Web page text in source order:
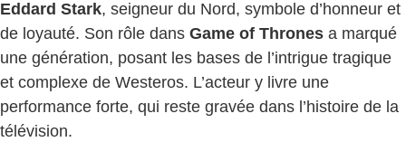
Eddard Stark, seigneur du Nord, symbole d’honneur et
de loyauté. Son rôle dans Game of Thrones a marqué
une génération, posant les bases de l’intrigue tragique
et complexe de Westeros. L’acteur y livre une
performance forte, qui reste gravée dans l’histoire de la
télévision.